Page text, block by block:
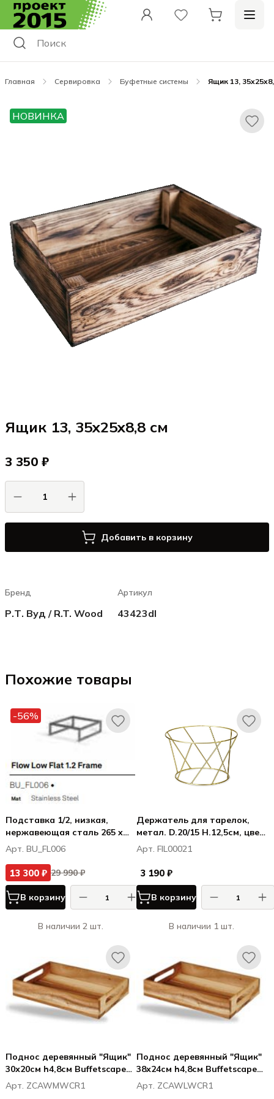
Главная Сервировка Буфетные системы Ящик 13,
НОВИНКА
Ящик 13, 35x25x8,8 см
3 350 ₽
Добавить в корзину
Бренд
Р.Т. Вуд / R.T. Wood
Артикул
43423dl
Похожие товары
-56%
Подставка 1/2, низкая,
нержавеющая сталь 265 x
325 x 99.5 mm
Арт. BU_FL006
13 300 ₽ 29 990 ₽
В корзину
В наличии 2 шт.
Держатель для тарелок,
метал. D.20/15 H.12,5см, цвет
золото
Арт. FIL00021
3 190 ₽
В корзину
В наличии 1 шт.
Поднос деревянный "Ящик"
30х20см h4,8см Buffetscape
Wood
Арт. ZCAWMWCR1
Поднос деревянный "Ящик"
38х24см h4,8см Buffetscape
Wood
Арт. ZCAWLWCR1